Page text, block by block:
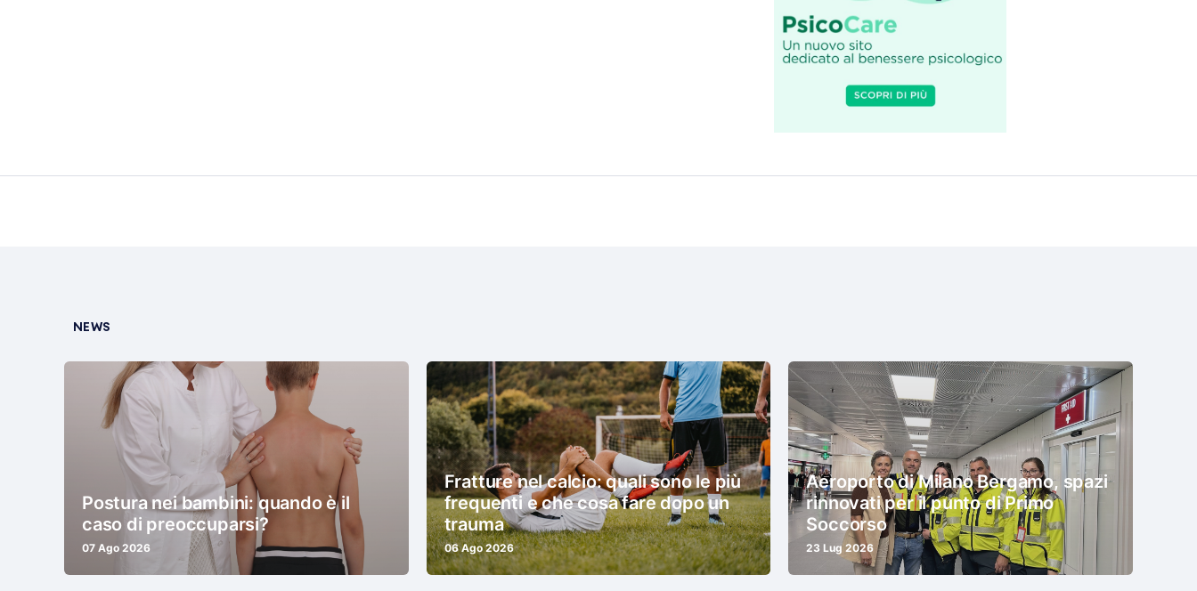
NEWS
Postura nei bambini: quando è il
caso di preoccuparsi?
07 Ago 2026
Fratture nel calcio: quali sono le più
frequenti e che cosa fare dopo un
trauma
06 Ago 2026
Aeroporto di Milano Bergamo, spazi
rinnovati per il punto di Primo
Soccorso
23 Lug 2026